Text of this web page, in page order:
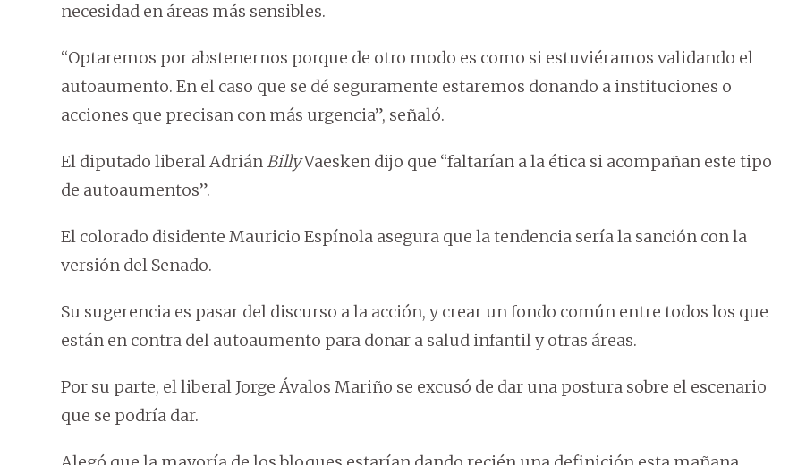
necesidad en áreas más sensibles.
“Optaremos por abstenernos porque de otro modo es como si estuviéramos validando el
autoaumento. En el caso que se dé seguramente estaremos donando a instituciones o
acciones que precisan con más urgencia”, señaló.
El diputado liberal AdriánBillyVaesken dijo que “faltarían a la ética si acompañan este tipo
de autoaumentos”.
El colorado disidente Mauricio Espínola asegura que la tendencia sería la sanción con la
versión del Senado.
Su sugerencia es pasar del discurso a la acción, y crear un fondo común entre todos los que
están en contra del autoaumento para donar a salud infantil y otras áreas.
Por su parte, el liberal Jorge Ávalos Mariño se excusó de dar una postura sobre el escenario
que se podría dar.